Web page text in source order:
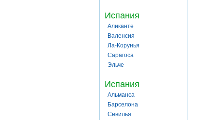
Испания
Аликанте
Валенсия
Ла-Корунья
Сарагоса
Эльче
Испания
Альманса
Барселона
Севилья